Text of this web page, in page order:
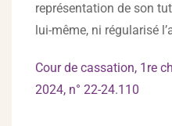
représentation de son
lui-même, ni régularisé
Cour de cassation, 1re
2024, n° 22-24.110